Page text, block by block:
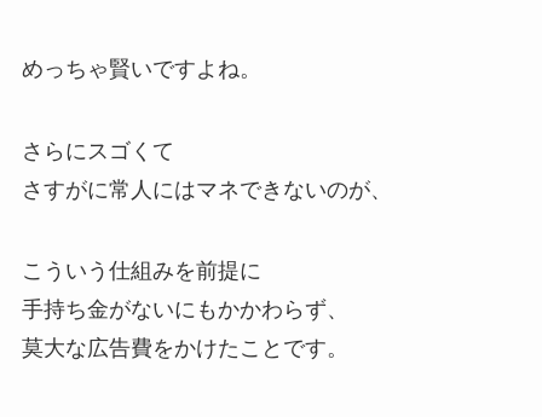
めっちゃ賢いですよね。
さらにスゴくて
さすがに常人にはマネできないのが、
こういう仕組みを前提に
手持ち金がないにもかかわらず、
莫大な広告費をかけたことです。